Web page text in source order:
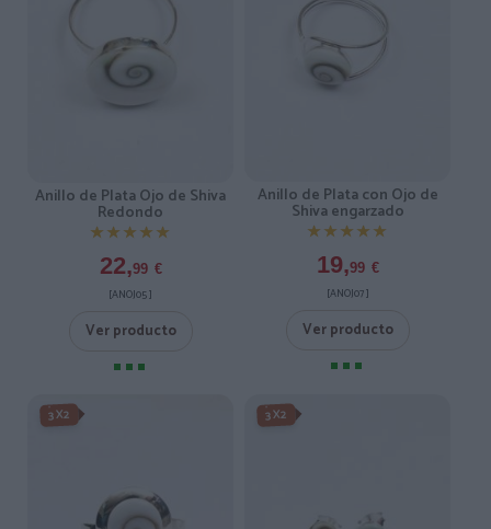
Anillo de Plata Ojo de Shiva
Redondo
★★★★★
★★★★★
22,99 €
[ANOJ05 ]
Ver producto
Anillo de Plata con Ojo de
Shiva engarzado
★★★★★
★★★★★
19,99 €
[ANOJ07 ]
Ver producto
3X2 3X2